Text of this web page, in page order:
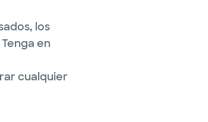
los
en
cualquier